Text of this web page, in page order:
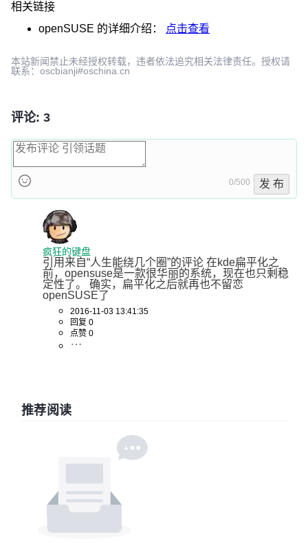
相关链接
openSUSE 的详细介绍： 点击查看
本站新闻禁止未经授权转载，违者依法追究相关法律责任。授权请
联系：oscbianji#oschina.cn
评论: 3
0/500 发 布
疯狂的键盘
引用来自“人生能绕几个圈”的评论 在kde扁平化之
前，opensuse是一款很华丽的系统，现在也只剩稳
定性了。 确实，扁平化之后就再也不留恋
openSUSE了
2016-11-03 13:41:35
回复 0
点赞 0
推荐阅读